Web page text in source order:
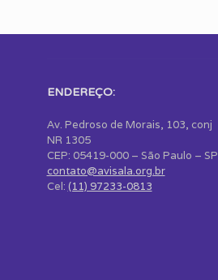
ENDEREÇO:
Av. Pedroso de Morais, 103, conj
NR 1305
CEP: 05419-000 – São Paulo – SP
contato@avisala.org.br
Cel: (11) 97233-0813